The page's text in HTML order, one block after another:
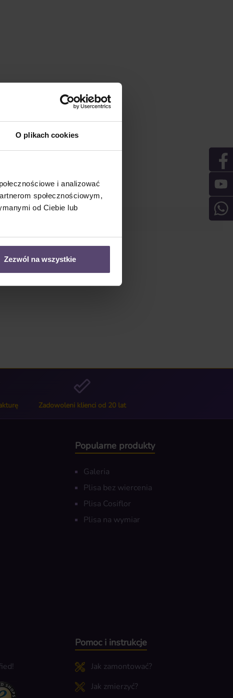
O plikach cookies
i analizować
społecznościowym,
od Ciebie lub
Zezwól na wszystkie
Zadowoleni klienci od 20 lat
Popularne produkty
Galeria
Plisa bez wiercenia
Plisa Cosiflor
Plisa na wymiar
Pomoc i instrukcje
Jak zamontować?
Jak zmierzyć?